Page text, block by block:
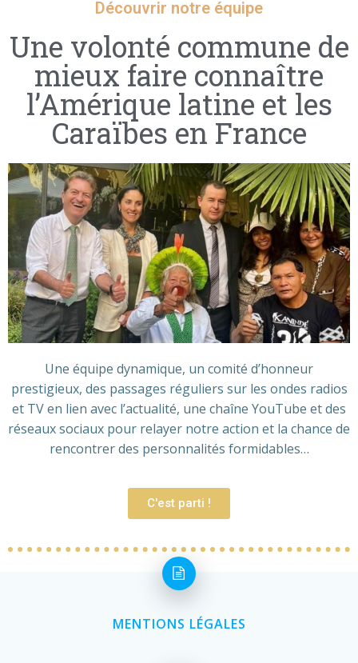
Découvrir notre équipe
Une volonté commune de
mieux faire connaître
l’Amérique latine et les
Caraïbes en France
Une équipe dynamique, un comité d’honneur
prestigieux, des passages réguliers sur les ondes radios
et TV en lien avec l’actualité, une chaîne YouTube et des
réseaux sociaux pour relayer notre action et la chance de
rencontrer des personnalités formidables…
C'est parti !
MENTIONS LÉGALES